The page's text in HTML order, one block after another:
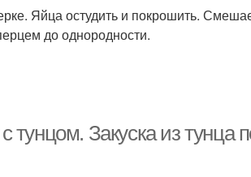
Яйца остудить и покрошить.
до однородности.
тунцом. Закуска из тунца